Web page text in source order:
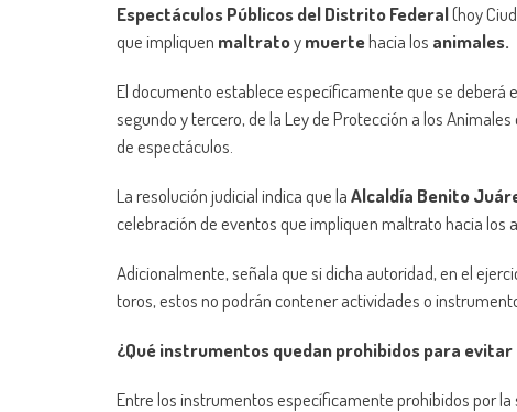
Espectáculos Públicos del Distrito Federal(hoy
que impliquen maltratoymuertehacia los animales.
El documento establece específicamente que se deberá
segundo y tercero, de la Ley de Protección a los
de espectáculos.
La resolución judicial indica que laAlcaldía Benito
celebración de eventos que impliquen maltrato hacia los
Adicionalmente, señala que si dicha autoridad, en el
toros, estos no podrán contener actividades o
¿Qué instrumentos quedan prohibidos para
Entre los instrumentos específicamente prohibidos por